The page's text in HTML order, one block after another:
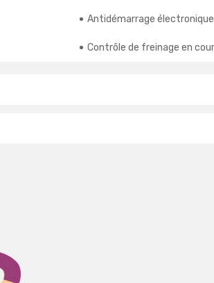
Antidémarrage électronique
Contrôle de freinage en